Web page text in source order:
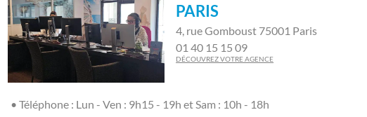
PARIS
4, rue Gomboust 75001 Paris
01 40 15 15 09
DÉCOUVREZ VOTRE AGENCE
• Téléphone : Lun - Ven : 9h15 - 19h et Sam : 10h - 18h